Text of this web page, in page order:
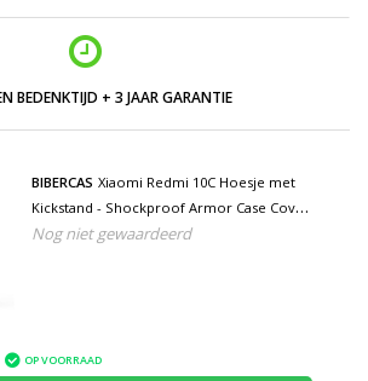
BEDENKTIJD + 3 JAAR GARANTIE
BIBERCAS Xiaomi Redmi 10C Hoesje met
Kickstand - Shockproof Armor Case Cover
Groen
Nog niet gewaardeerd
OP VOORRAAD